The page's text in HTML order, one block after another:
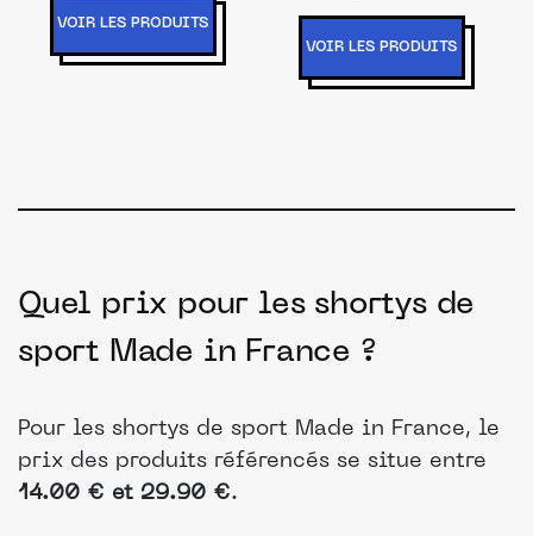
VOIR LES PRODUITS
VOIR LES PRODUITS
Quel prix pour les shortys de
sport Made in France ?
Pour les shortys de sport Made in France, le
prix des produits référencés se situe entre
14.00 € et 29.90 €.